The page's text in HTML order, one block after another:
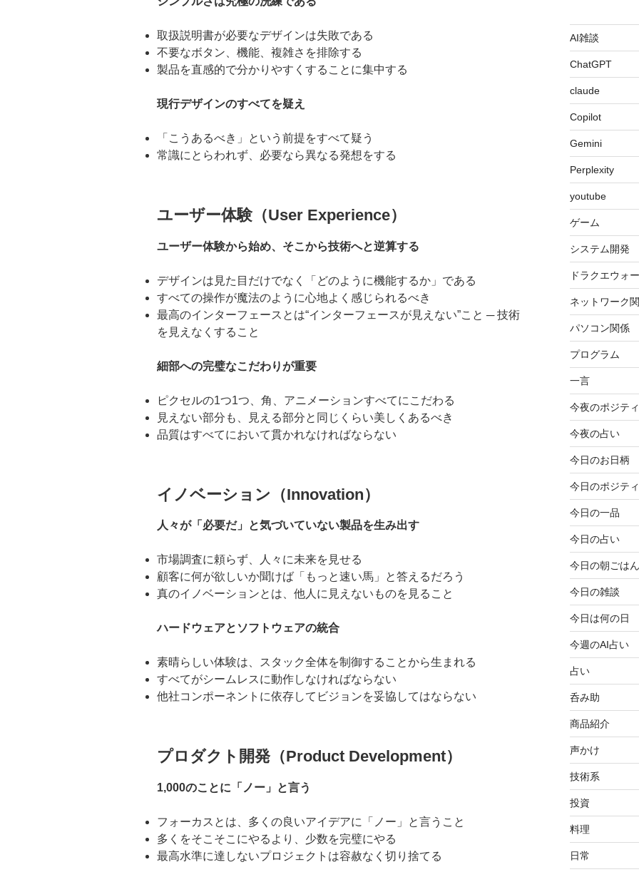
取扱説明書が必要なデザインは失敗である
不要なボタン、機能、複雑さを排除する
製品を直感的で分かりやすくすることに集中する
現行デザインのすべてを疑え
「こうあるべき」という前提をすべて疑う
常識にとらわれず、必要なら異なる発想をする
ユーザー体験（User Experience）
ユーザー体験から始め、そこから技術へと逆算する
デザインは見た目だけでなく「どのように機能するか」である
すべての操作が魔法のように心地よく感じられるべき
最高のインターフェースとは“インターフェースが見えない”こと ─ 技術
を見えなくすること
細部への完璧なこだわりが重要
ピクセルの1つ1つ、角、アニメーションすべてにこだわる
見えない部分も、見える部分と同じくらい美しくあるべき
品質はすべてにおいて貫かれなければならない
イノベーション（Innovation）
人々が「必要だ」と気づいていない製品を生み出す
市場調査に頼らず、人々に未来を見せる
顧客に何が欲しいか聞けば「もっと速い馬」と答えるだろう
真のイノベーションとは、他人に見えないものを見ること
ハードウェアとソフトウェアの統合
素晴らしい体験は、スタック全体を制御することから生まれる
すべてがシームレスに動作しなければならない
他社コンポーネントに依存してビジョンを妥協してはならない
プロダクト開発（Product Development）
1,000のことに「ノー」と言う
フォーカスとは、多くの良いアイデアに「ノー」と言うこと
多くをそこそこにやるより、少数を完璧にやる
最高水準に達しないプロジェクトは容赦なく切り捨てる
AI雑談
ChatGPT
claude
Copilot
Gemini
Perplexity
youtube
ゲーム
システム開発
ドラクエウォ
ネットワーク
パソコン関係
プログラム
一言
今夜のポジテ
今夜の占い
今日のお日柄
今日のポジテ
今日の一品
今日の占い
今日の朝ごはん
今日の雑談
今日は何の日
今週のAI占い
占い
呑み助
商品紹介
声かけ
技術系
投資
料理
日常